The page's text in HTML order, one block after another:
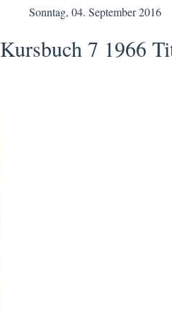
Sonntag, 04. September 2016
Kursbuch 7 1966